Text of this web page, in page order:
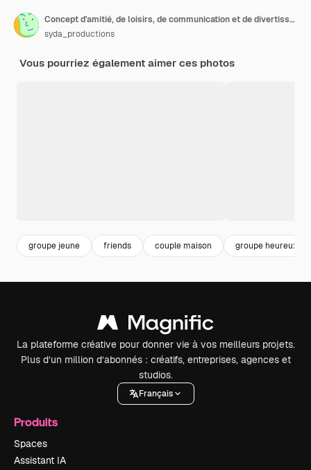
Concept d'amitié, de loisirs, de communication et de divertissement - amis heureux avec du pop-corn et des boissons parlant à la maison
syda_productions
Vous pourriez également aimer ces photos
groupe jeune friends couple maison groupe heureux
La plateforme créative pour donner vie à vos meilleurs projets.
Plus d’un million d’abonnés : créatifs, entreprises, agences et
studios.
Français
Produits
Spaces
Assistant IA